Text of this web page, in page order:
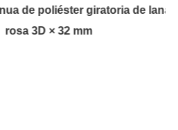
poliéster giratoria de lana
3D × 32 mm